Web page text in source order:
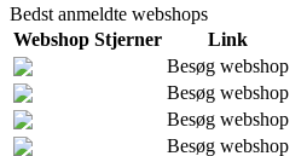
Bedst anmeldte webshops
Webshop Stjerner
Link
Besøg webshop
Besøg webshop
Besøg webshop
Besøg webshop